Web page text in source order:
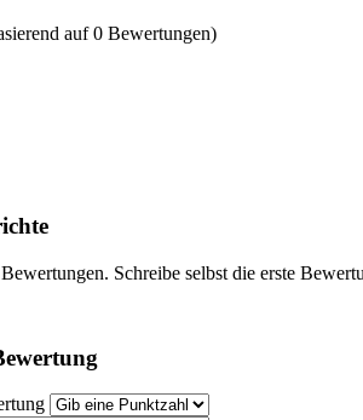
auf 0 Bewertungen)
Schreibe selbst die erste